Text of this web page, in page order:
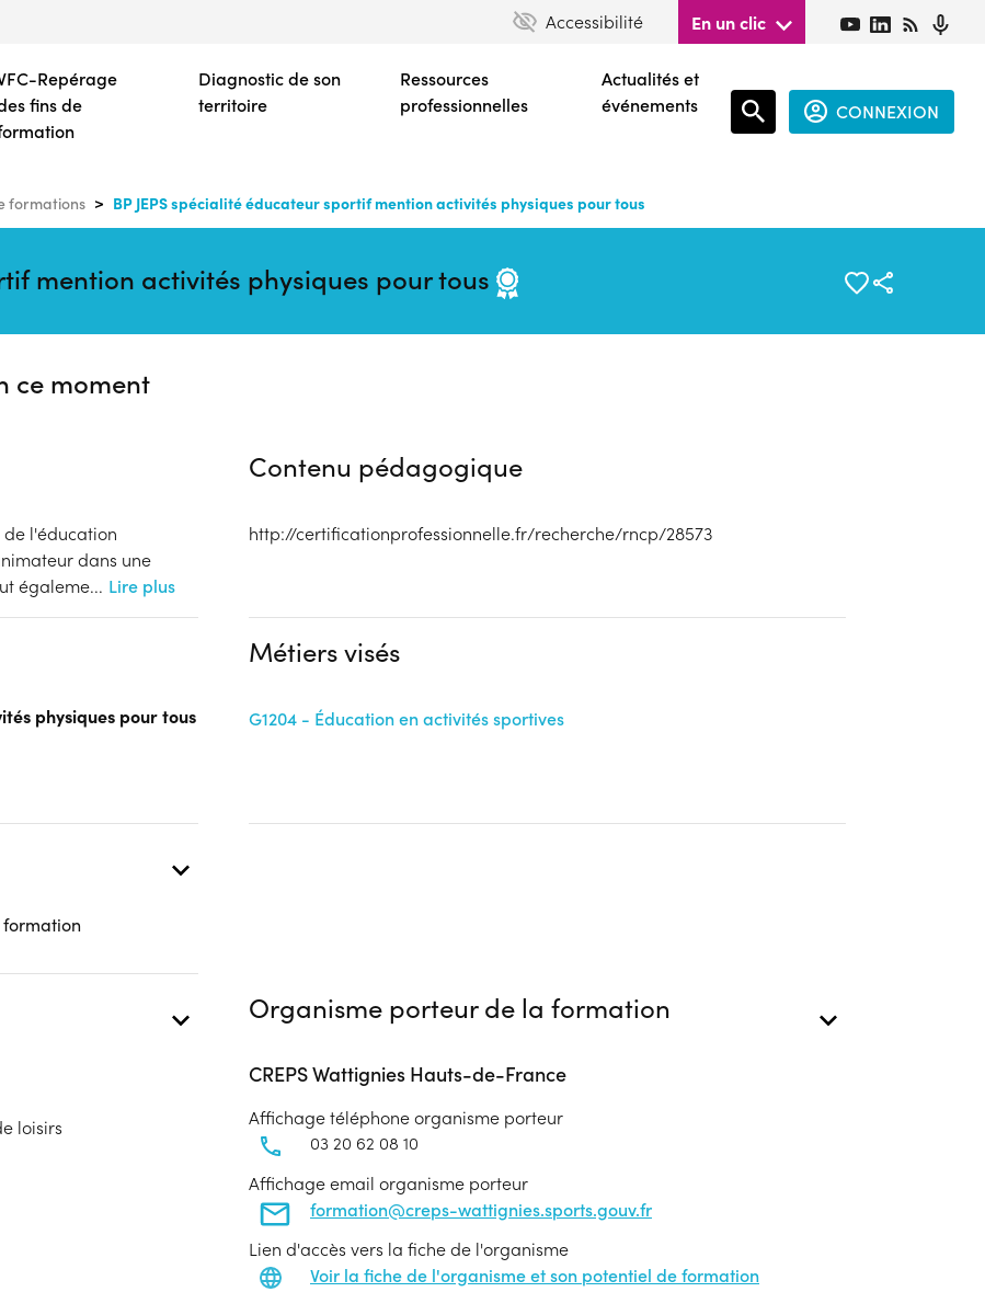
contenu
principal
Accessibilité En un clic
Repérage
fins de
Diagnostic de son
territoire
Ressources
professionnelles
Actualités et
événements
CONNEXION
formations BP JEPS spécialité éducateur sportif mention activités physiques pour tous
mention activités physiques pour tous
ce moment
l'éducation
dans une
égaleme... Lire plus
Contenu pédagogique
http://certificationprofessionnelle.fr/recherche/rncp/28573
physiques pour tous
Métiers visés
G1204 - Éducation en activités sportives
loisirs
Organisme porteur de la formation
CREPS Wattignies Hauts-de-France
Affichage téléphone organisme porteur
03 20 62 08 10
Affichage email organisme porteur
formation@creps-wattignies.sports.gouv.fr
Lien d'accès vers la fiche de l'organisme
Voir la fiche de l'organisme et son potentiel de formation